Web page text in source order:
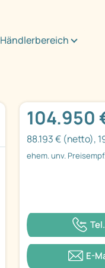
Händlerbereich
104.950
88.193 € (netto),
ehem. unv.
E-